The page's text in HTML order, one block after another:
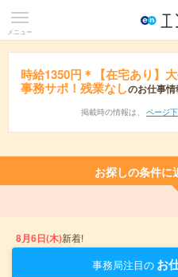
メニュー
時給1350円＊【在宅あり】
事務サポ！残業なしのお仕事
掲載時の情報は、 ページ
お探しの条件に
8月6日(木)新着!
事務局注目の お